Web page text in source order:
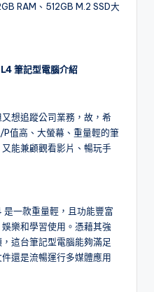
RAM、512GB M.2 SSD大
筆記型電腦介紹
想追蹤公司業務，故，希
值高、大螢幕、重量輕的筆
能兼顧觀看影片、暢玩手
一款重量輕，且功能豐富
樂和學習使用。憑藉其強
這台筆記型電腦能夠滿足
還是流暢運行多媒體應用